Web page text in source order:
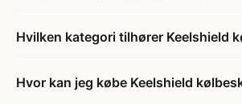
Hvilken kategori tilhører Keelshield
Hvor kan jeg købe Keelshield